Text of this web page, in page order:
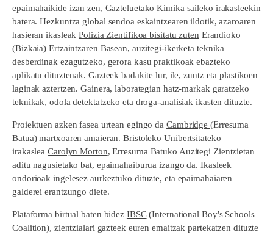
epaimahaikide izan zen, Gazteluetako Kimika saileko irakasleekin
batera. Hezkuntza global sendoa eskaintzearen ildotik, azaroaren
hasieran ikasleakPolizia Zientifikoa bisitatu zuten Erandioko
(Bizkaia) Ertzaintzaren Basean, auzitegi-ikerketa teknika
desberdinak ezagutzeko, gerora kasu praktikoak ebazteko
aplikatu dituztenak. Gazteek badakite lur, ile, zuntz eta plastikoen
laginak aztertzen. Gainera, laborategian hatz-markak garatzeko
teknikak, odola detektatzeko eta droga-analisiak ikasten dituzte.
Proiektuen azken fasea urtean egingo da Cambridge(Erresuma
Batua) martxoaren amaieran. Bristoleko Unibertsitateko
irakasleaCarolyn Morton, Erresuma Batuko Auzitegi Zientzietan
aditu nagusietako bat, epaimahaiburua izango da. Ikasleek
ondorioak ingelesez aurkeztuko dituzte, eta epaimahaiaren
galderei erantzungo diete.
Plataforma birtual baten bidez IBSC(International Boy's Schools
Coalition), zientzialari gazteek euren emaitzak partekatzen dituzte